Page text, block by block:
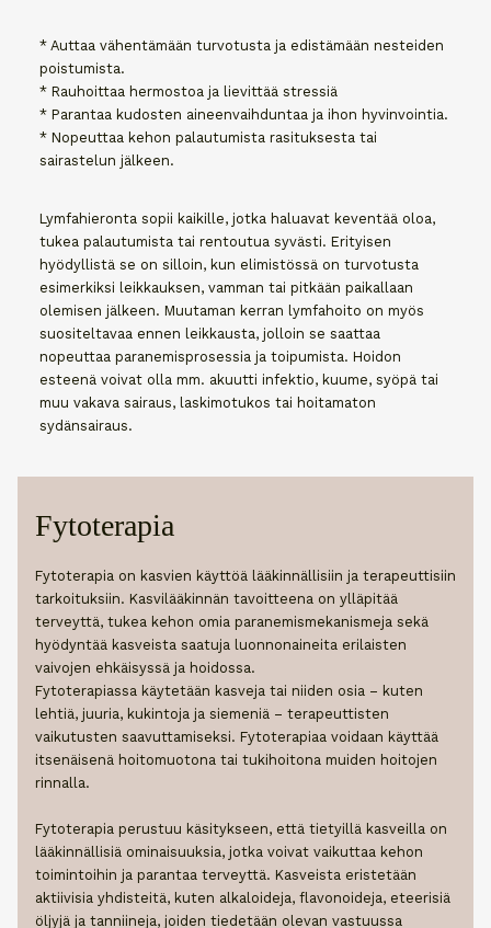
* Auttaa vähentämään turvotusta ja edistämään nesteiden
poistumista.
* Rauhoittaa hermostoa ja lievittää stressiä
* Parantaa kudosten aineenvaihduntaa ja ihon hyvinvointia.
* Nopeuttaa kehon palautumista rasituksesta tai
sairastelun jälkeen.
Lymfahieronta sopii kaikille, jotka haluavat keventää oloa,
tukea palautumista tai rentoutua syvästi. Erityisen
hyödyllistä se on silloin, kun elimistössä on turvotusta
esimerkiksi leikkauksen, vamman tai pitkään paikallaan
olemisen jälkeen. Muutaman kerran lymfahoito on myös
suositeltavaa ennen leikkausta, jolloin se saattaa
nopeuttaa paranemisprosessia ja toipumista. Hoidon
esteenä voivat olla mm. akuutti infektio, kuume, syöpä tai
muu vakava sairaus, laskimotukos tai hoitamaton
sydänsairaus.
Fytoterapia
Fytoterapia on kasvien käyttöä lääkinnällisiin ja terapeuttisiin
tarkoituksiin. Kasvilääkinnän tavoitteena on ylläpitää
terveyttä, tukea kehon omia paranemismekanismeja sekä
hyödyntää kasveista saatuja luonnonaineita erilaisten
vaivojen ehkäisyssä ja hoidossa.
Fytoterapiassa käytetään kasveja tai niiden osia – kuten
lehtiä, juuria, kukintoja ja siemeniä – terapeuttisten
vaikutusten saavuttamiseksi. Fytoterapiaa voidaan käyttää
itsenäisenä hoitomuotona tai tukihoitona muiden hoitojen
rinnalla.
Fytoterapia perustuu käsitykseen, että tietyillä kasveilla on
lääkinnällisiä ominaisuuksia, jotka voivat vaikuttaa kehon
toimintoihin ja parantaa terveyttä. Kasveista eristetään
aktiivisia yhdisteitä, kuten alkaloideja, flavonoideja, eteerisiä
öljyjä ja tanniineja, joiden tiedetään olevan vastuussa